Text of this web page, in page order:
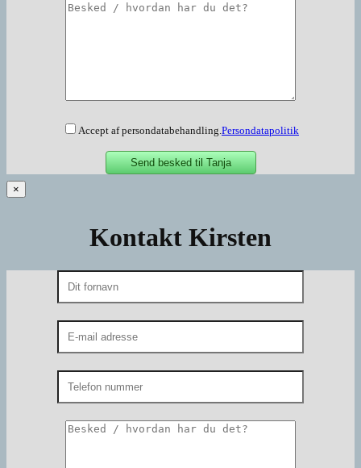
Accept af persondatabehandling. Persondatapolitik
×
Kontakt Kirsten